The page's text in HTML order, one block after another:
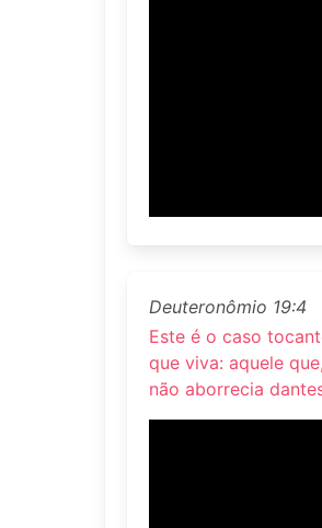
Deuteronômio 19:4
Este é o caso
que viva: aquele
não aborrecia